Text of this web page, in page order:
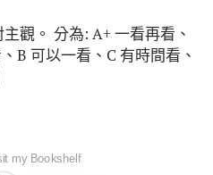
觀。 分為: A+ 一看再看、
B 可以一看、C 有時間看、